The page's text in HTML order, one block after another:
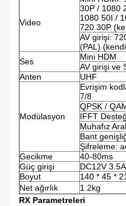
Video
30P / 1080
1080 50I /
720 30P
AV girişi:
(PAL)
Ses
Mini HDM
AV girişi ve
Anten
UHF
Modülasyon
Evrişim
7/8
QPSK /
IFFT
Muhafız
Bant
Şifreleme:
Gecikme
40-80ms
Güç girişi
DC12V 3.5A
Boyut
140 * 45 *
Net ağırlık
1.2kg
RX Parametreleri